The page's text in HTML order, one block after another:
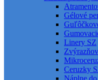
Gélové
Linery SZ
Ceruzky
Náplne